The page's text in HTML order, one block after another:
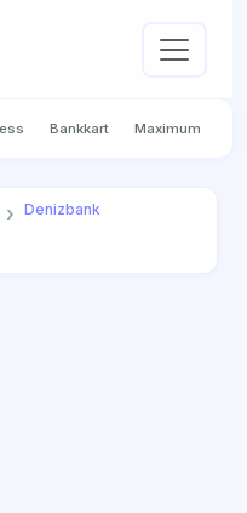
Bankkart Maximum
Denizbank